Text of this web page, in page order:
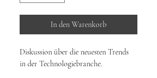
In den Warenkorb
Diskussion über die neuesten Trends
in der Technologiebranche.